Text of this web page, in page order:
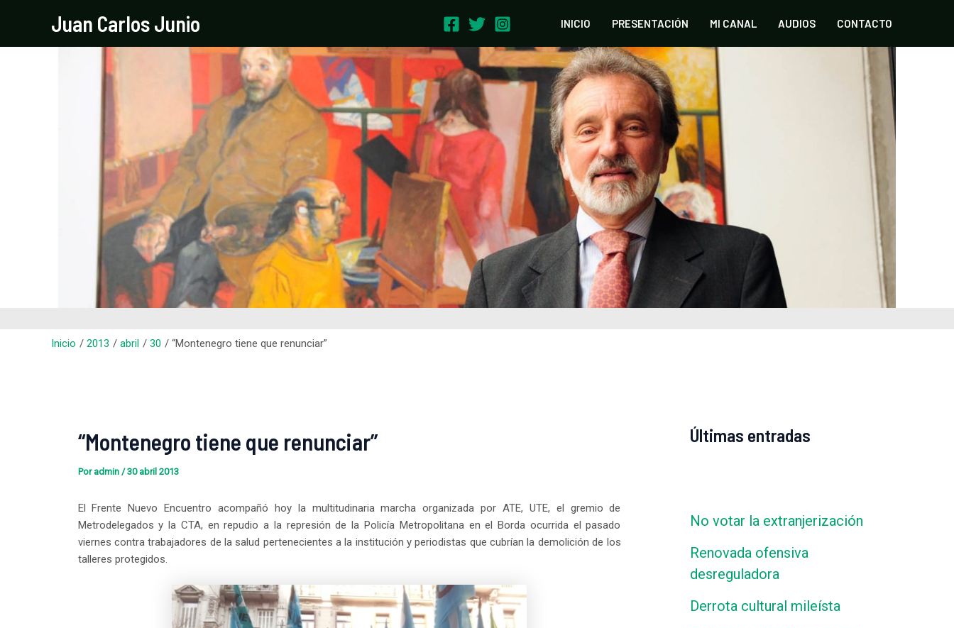
Juan Carlos Junio INICIO PRESENTACIÓN MI CANAL AUDIOS CONTACTO
Inicio 2013 abril 30 “Montenegro tiene que renunciar”
“Montenegro tiene que renunciar”
Por admin /30 abril 2013
El Frente Nuevo Encuentro acompañó hoy la multitudinaria marcha organizada por ATE, UTE, el gremio de
Metrodelegados y la CTA, en repudio a la represión de la Policía Metropolitana en el Borda ocurrida el pasado
viernes contra trabajadores de la salud pertenecientes a la institución y periodistas que cubrían la demolición de los
talleres protegidos.
de
Últimas entradas
No votar la extranjerización
Renovada ofensiva
desreguladora
Derrota cultural mileísta